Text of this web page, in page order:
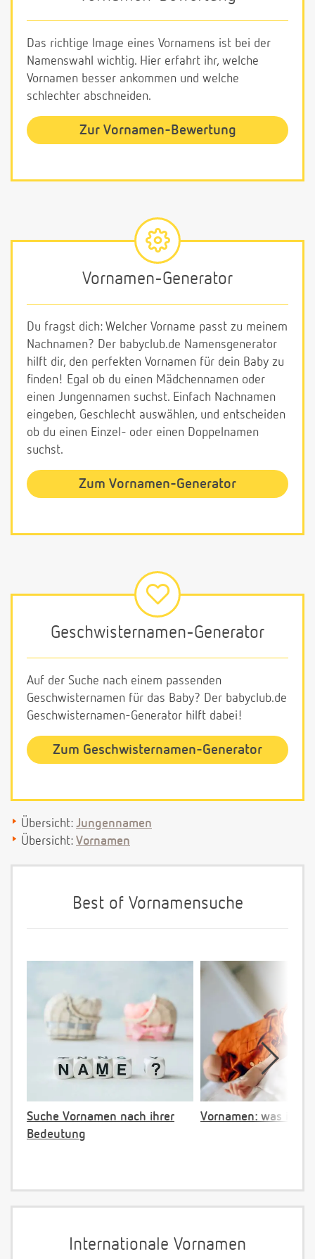
Das richtige Image eines Vornamens ist bei der
Namenswahl wichtig. Hier erfahrt ihr, welche
Vornamen besser ankommen und welche
schlechter abschneiden.
Zur Vornamen-Bewertung
Vornamen-Generator
Du fragst dich: Welcher Vorname passt zu meinem
Nachnamen? Der babyclub.de Namensgenerator
hilft dir, den perfekten Vornamen für dein Baby zu
finden! Egal ob du einen Mädchennamen oder
einen Jungennamen suchst. Einfach Nachnamen
eingeben, Geschlecht auswählen, und entscheiden
ob du einen Einzel- oder einen Doppelnamen
suchst.
Zum Vornamen-Generator
Geschwisternamen-Generator
Auf der Suche nach einem passenden
Geschwisternamen für das Baby? Der babyclub.de
Geschwisternamen-Generator hilft dabei!
Zum Geschwisternamen-Generator
Übersicht: Jungennamen
Übersicht: Vornamen
Best of Vornamensuche
Suche Vornamen nach ihrer
Bedeutung
Vornamen: was ist
Internationale Vornamen